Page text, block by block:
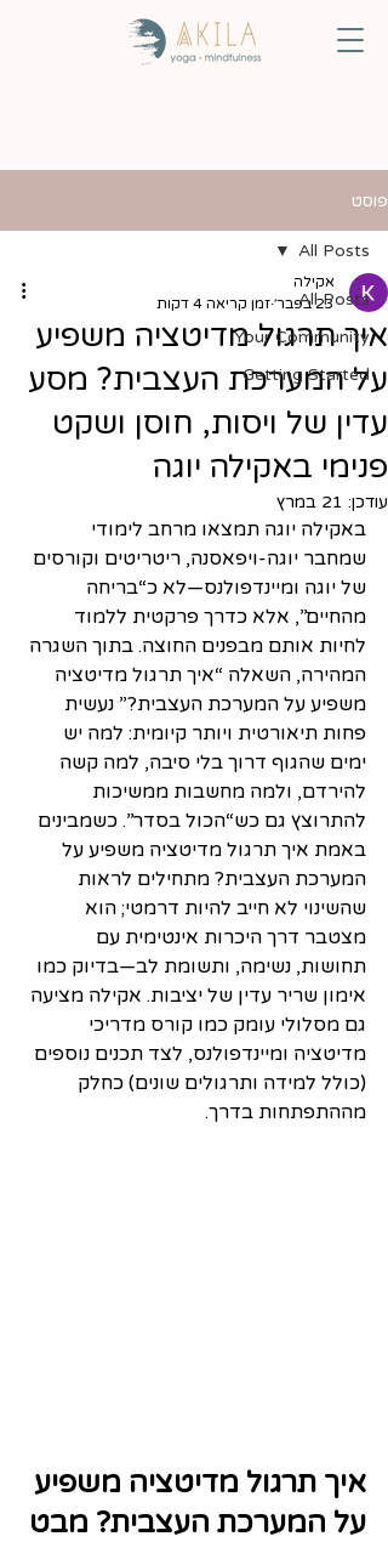
פוסט
All Posts
Your Community
Getting Started
All Posts
איך תרגול מדיטציה משפיע
על המערכת העצבית? מסע
עדין של ויסות, חוסן ושקט
פנימי באקילה יוגה
אקילה
23 בפבר׳
זמן קריאה 4 דקות
עודכן: 21 במרץ
באקילה יוגה תמצאו מרחב לימודי
שמחבר יוגה-ויפאסנה, ריטריטים וקורסים
של יוגה ומיינדפולנס—לא כ“בריחה
מהחיים”, אלא כדרך פרקטית ללמוד
לחיות אותם מבפנים החוצה. בתוך השגרה
המהירה, השאלה “איך תרגול מדיטציה
משפיע על המערכת העצבית?” נעשית
פחות תיאורטית ויותר קיומית: למה יש
ימים שהגוף דרוך בלי סיבה, למה קשה
להירדם, ולמה מחשבות ממשיכות
להתרוצץ גם כש“הכול בסדר”. כשמבינים
באמת איך תרגול מדיטציה משפיע על
המערכת העצבית? מתחילים לראות
שהשינוי לא חייב להיות דרמטי; הוא
מצטבר דרך היכרות אינטימית עם
תחושות, נשימה, ותשומת לב—בדיוק כמו
אימון שריר עדין של יציבות. אקילה מציעה
גם מסלולי עומק כמו קורס מדריכי
מדיטציה ומיינדפולנס, לצד תכנים נוספים
(כולל למידה ותרגולים שונים) כחלק
מההתפתחות בדרך.​
איך תרגול מדיטציה משפיע
על המערכת העצבית? מבט